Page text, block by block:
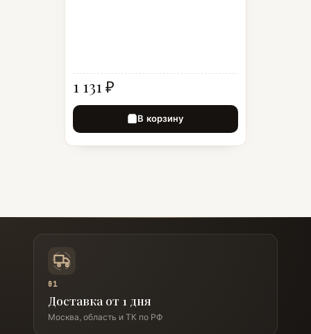
1 131 ₽
В корзину
01
Доставка от 1 дня
Москва, область и ТК по РФ